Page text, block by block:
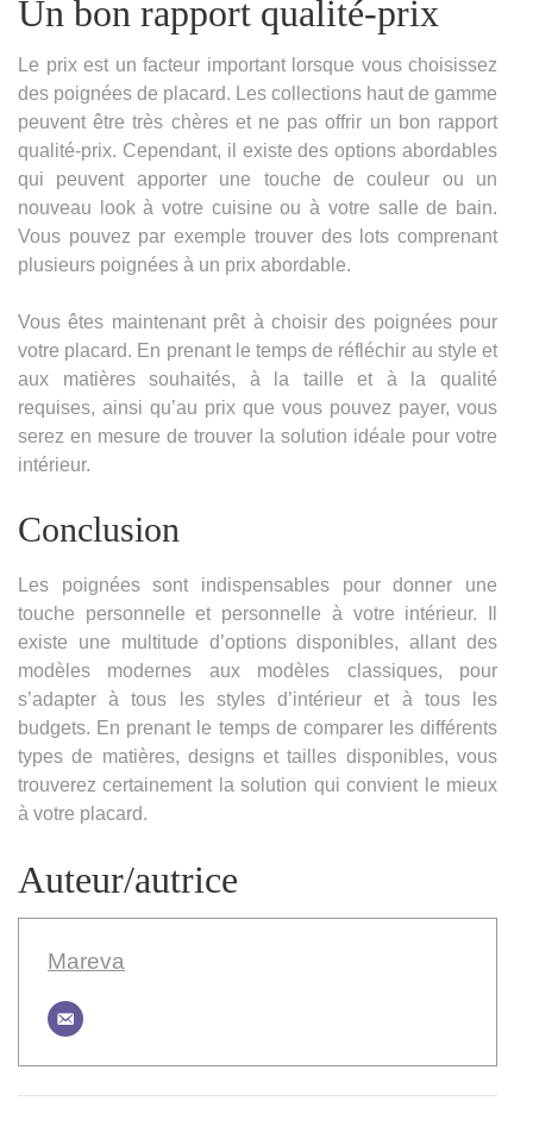
Un bon rapport qualité-prix
Le prix est un facteur important lorsque vous choisissez
des poignées de placard. Les collections haut de gamme
peuvent être très chères et ne pas offrir un bon rapport
qualité-prix. Cependant, il existe des options abordables
qui peuvent apporter une touche de couleur ou un
nouveau look à votre cuisine ou à votre salle de bain.
Vous pouvez par exemple trouver des lots comprenant
plusieurs poignées à un prix abordable.
Vous êtes maintenant prêt à choisir des poignées pour
votre placard. En prenant le temps de réfléchir au style et
aux matières souhaités, à la taille et à la qualité
requises, ainsi qu’au prix que vous pouvez payer, vous
serez en mesure de trouver la solution idéale pour votre
intérieur.
Conclusion
Les poignées sont indispensables pour donner une
touche personnelle et personnelle à votre intérieur. Il
existe une multitude d’options disponibles, allant des
modèles modernes aux modèles classiques, pour
s’adapter à tous les styles d’intérieur et à tous les
budgets. En prenant le temps de comparer les différents
types de matières, designs et tailles disponibles, vous
trouverez certainement la solution qui convient le mieux
à votre placard.
Auteur/autrice
Mareva